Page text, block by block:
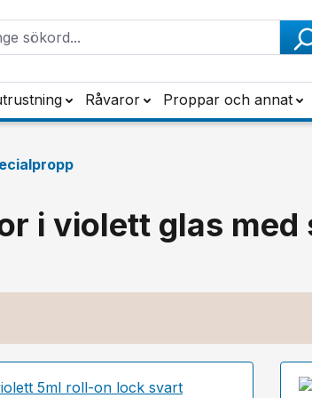
Råvaror Proppar och annat
i violett glas